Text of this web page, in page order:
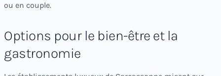
ou en couple.
Options pour le bien-être et la
gastronomie